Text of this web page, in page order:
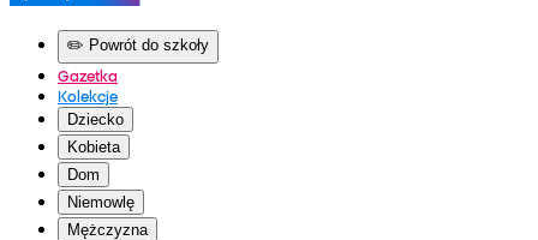
✏️ Powrót do szkoły
Gazetka
Kolekcje
Dziecko
Kobieta
Dom
Niemowlę
Mężczyzna